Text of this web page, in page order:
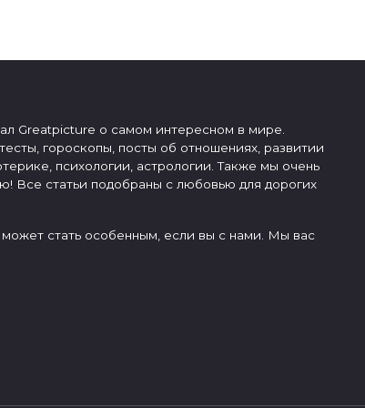
Greatpicture о самом интересном в мире.
гороскопы, посты об отношениях, развитии
психологии, астрологии. Также мы очень
Все статьи подобраны с любовью для дорогих
стать особенным, если вы с нами. Мы вас